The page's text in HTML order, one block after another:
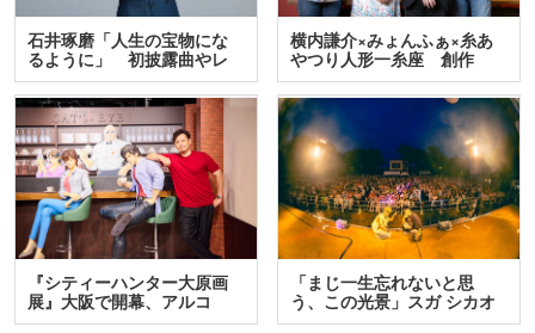
石井琢磨「人生の宝物にな
るように」 初披露曲やレ
ア…
横内謙介×みょんふぁ×糸あ
やつり人形一糸座 創作
人…
『シティーハンター大原画
展』大阪で開幕、アルコ
＆…
「まじ一生忘れないと思
う、この光景」スガ シカオ
と…